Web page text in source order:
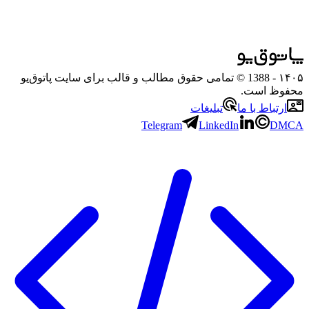
۱۴۰۵
- 1388 © تمامی حقوق مطالب و قالب برای سایت پاتوق‌یو
محفوظ است.
ارتباط با ما
تبلیغات
Telegram
LinkedIn DMCA